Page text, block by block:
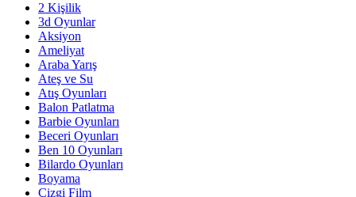
2 Kişilik
3d Oyunlar
Aksiyon
Ameliyat
Araba Yarış
Ateş ve Su
Atış Oyunları
Balon Patlatma
Barbie Oyunları
Beceri Oyunları
Ben 10 Oyunları
Bilardo Oyunları
Boyama
Çizgi Film